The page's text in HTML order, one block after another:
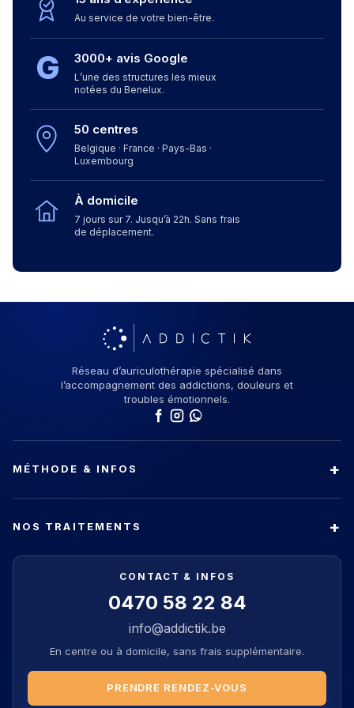
Au service de votre bien-être.
G 3000+ avis Google
L’une des structures les mieux
notées du Benelux.
50 centres
Belgique · France · Pays-Bas ·
Luxembourg
À domicile
7 jours sur 7. Jusqu’à 22h. Sans frais
de déplacement.
Réseau d’auriculothérapie spécialisé dans
l’accompagnement des addictions, douleurs et
troubles émotionnels.
MÉTHODE & INFOS
NOS TRAITEMENTS
CONTACT & INFOS
0470 58 22 84
info@addictik.be
En centre ou à domicile, sans frais supplémentaire.
PRENDRE RENDEZ-VOUS